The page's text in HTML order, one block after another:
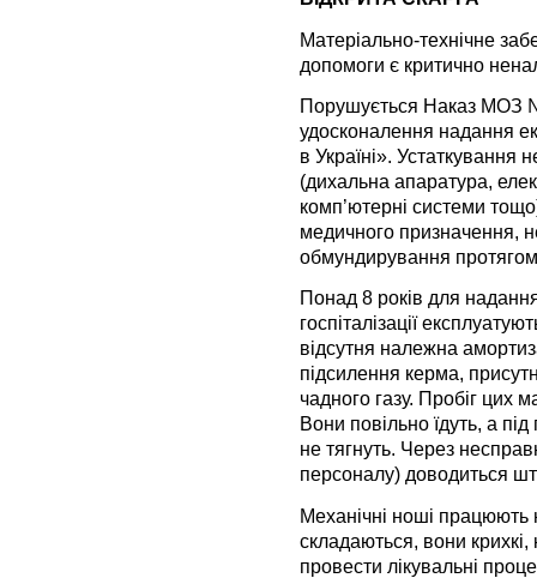
Матеріально-технічне
допомоги є критично
Порушується Наказ МОЗ
удосконалення надання
в Україні». Устаткування
(дихальна апаратура,
комп’ютерні системи
медичного призначення,
обмундирування протягом
Понад 8 років для
госпіталізації
відсутня належна
підсилення керма,
чадного газу. Пробіг цих
Вони повільно їдуть, а
не тягнуть. Через
персоналу) доводиться
Механічні ноші працюють
складаються, вони
провести лікувальні